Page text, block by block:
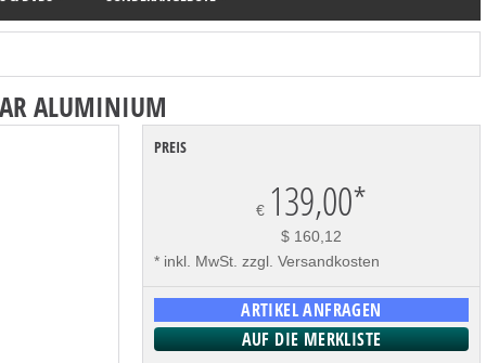
ALUMINIUM
PREIS
€ 139,00*
$ 160,12
* inkl. MwSt. zzgl. Versandkosten